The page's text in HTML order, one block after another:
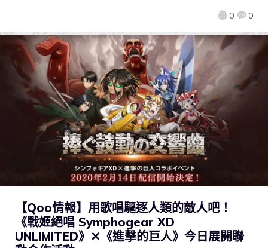
0 0
【Qoo情報】用歌唱驅逐人類的敵人吧！
《戰姬絕唱 Symphogear XD
UNLIMITED》✕《進撃的巨人》今日展開聯